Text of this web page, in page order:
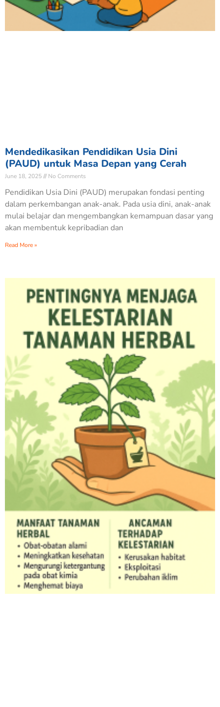
Mendedikasikan Pendidikan Usia Dini
(PAUD) untuk Masa Depan yang Cerah
June 18, 2025 No Comments
Pendidikan Usia Dini (PAUD) merupakan fondasi penting
dalam perkembangan anak-anak. Pada usia dini, anak-anak
mulai belajar dan mengembangkan kemampuan dasar yang
akan membentuk kepribadian dan
Read More »